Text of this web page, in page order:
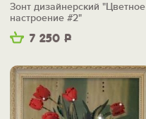
7 250 Р
Зонт дизайнерский "Цветное
настроение #2"